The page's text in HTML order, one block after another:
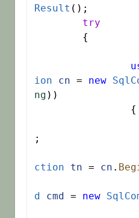
Result ();
try
ion
cn = new
ng ))
;
ction
tn = cn .
d
cmd = new